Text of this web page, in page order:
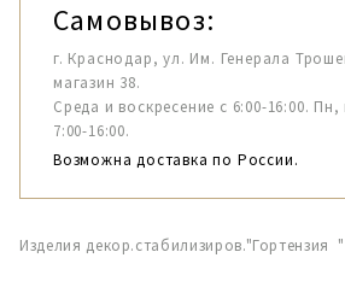
Самовывоз:
г. Краснодар, ул. Им. Генерала
магазин 38.
Среда и воскресение с 6:00-16:00.
7:00-16:00.
Возможна доставка по России.
Изделия декор.стабилизиров."Гортензия